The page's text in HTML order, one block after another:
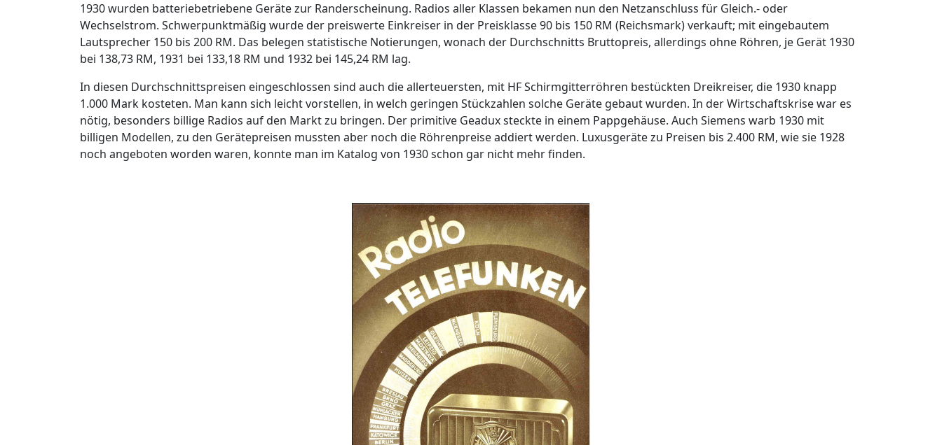
1930 wurden batteriebetriebene Geräte zur Randerscheinung. Radios aller Klassen bekamen nun den Netzanschluss für Gleich.- oder
Wechselstrom. Schwerpunktmäßig wurde der preiswerte Einkreiser in der Preisklasse 90 bis 150 RM (Reichsmark) verkauft; mit eingebautem
Lautsprecher 150 bis 200 RM. Das belegen statistische Notierungen, wonach der Durchschnitts Bruttopreis, allerdings ohne Röhren, je Gerät 1930
bei 138,73 RM, 1931 bei 133,18 RM und 1932 bei 145,24 RM lag.
In diesen Durchschnittspreisen eingeschlossen sind auch die allerteuersten, mit HF Schirmgitterröhren bestückten Dreikreiser, die 1930 knapp
1.000 Mark kosteten. Man kann sich leicht vorstellen, in welch geringen Stückzahlen solche Geräte gebaut wurden. In der Wirtschaftskrise war es
nötig, besonders billige Radios auf den Markt zu bringen. Der primitive Geadux steckte in einem Pappgehäuse. Auch Siemens warb 1930 mit
billigen Modellen, zu den Gerätepreisen mussten aber noch die Röhrenpreise addiert werden. Luxusgeräte zu Preisen bis 2.400 RM, wie sie 1928
noch angeboten worden waren, konnte man im Katalog von 1930 schon gar nicht mehr finden.